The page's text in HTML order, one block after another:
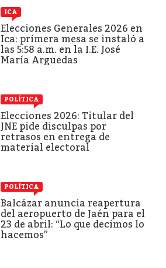
ICA
Elecciones Generales 2026 en
Ica: primera mesa se instaló a
las 5:58 a.m. en la I.E. José
María Arguedas
POLÍTICA
Elecciones 2026: Titular del
JNE pide disculpas por
retrasos en entrega de
material electoral
POLÍTICA
Balcázar anuncia reapertura
del aeropuerto de Jaén para el
23 de abril: “Lo que decimos lo
hacemos”